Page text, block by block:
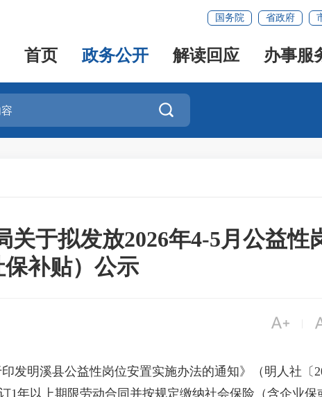
国务院 省政府
首页 政务公开 解读回应 办事服

于拟发放2026年4-5月公益性
保补贴）公示

明溪县公益性岗位安置实施办法的通知》（明人社〔
1年以上期限劳动合同并按规定缴纳社会保险（含企业